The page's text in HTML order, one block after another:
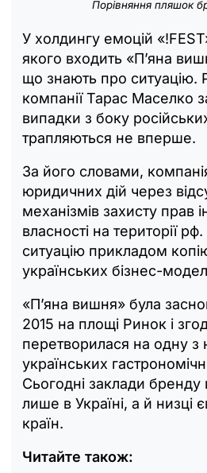
Порівняння пляшок
У холдингу емоцій
якого входить «П’яна
що знають про ситуацію.
компанії Тарас Маселко
випадки з боку
трапляються не вперше.
За його словами,
юридичних дій через
механізмів захисту прав
власності на території
ситуацію прикладом
українських бізнес-
«П’яна вишня» була
2015 на площі Ринок і
перетворилася на одну з
українських
Сьогодні заклади
лише в Україні, а й низці
країн.
Читайте також: